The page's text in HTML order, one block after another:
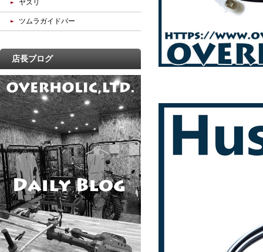
ヤスリ
ツムラガイドバー
店長ブログ